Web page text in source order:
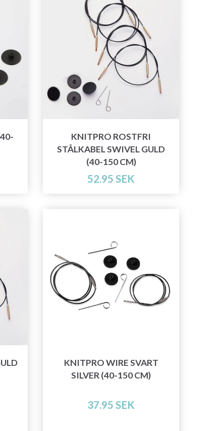
KNITPRO ROSTFRI
STÅLKABEL SWIVEL GULD
(40-150 CM)
52.95 SEK
KNITPRO WIRE SVART
SILVER (40-150 CM)
37.95 SEK